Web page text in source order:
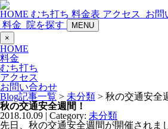
HOME むち打ち 料金表 アクセス
お問
料金
院を探す
MENU
×
HOME
料金
むち打ち
アクセス
お問い合わせ
Blog記事一覧 > 未分類 > 秋の交通安全
秋の交通安全週間！
2018.10.09 | Category: 未分類
先日、秋の交通安全週間が開催されま